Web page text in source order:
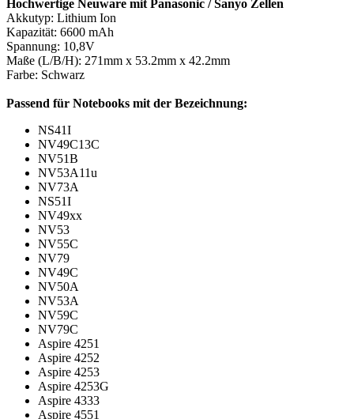
Hochwertige Neuware mit Panasonic / Sanyo Zellen
Akkutyp: Lithium Ion
Kapazität: 6600 mAh
Spannung: 10,8V
Maße (L/B/H): 271mm x 53.2mm x 42.2mm
Farbe: Schwarz
Passend für Notebooks mit der Bezeichnung:
NS41I
NV49C13C
NV51B
NV53A11u
NV73A
NS51I
NV49xx
NV53
NV55C
NV79
NV49C
NV50A
NV53A
NV59C
NV79C
Aspire 4251
Aspire 4252
Aspire 4253
Aspire 4253G
Aspire 4333
Aspire 4551